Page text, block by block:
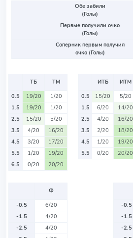
Обе забили
(Голы)
Первые получили очко
(Голы)
Соперник первым получил
очко (Голы)
ТБ
ТМ
0.5
19/20
1/20
1.5
19/20
1/20
2.5
15/20
5/20
3.5
4/20
16/20
4.5
3/20
17/20
5.5
1/20
19/20
6.5
0/20 20/20
ИТБ
ИТМ
0.5
15/20
5/20
1.5
6/20
14/20
2.5
4/20
16/20
3.5
2/20
18/20
4.5
1/20
19/20
5.5
0/20 20/20
Ф
-0.5
6/20
-1.5
4/20
-2.5
4/20
-0.5
-1.5
-2.5